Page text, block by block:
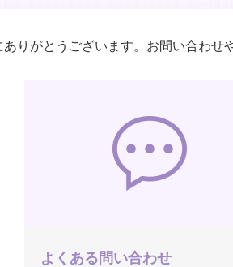
りがとうございます。お問い合わせ
よくある問い合わせ